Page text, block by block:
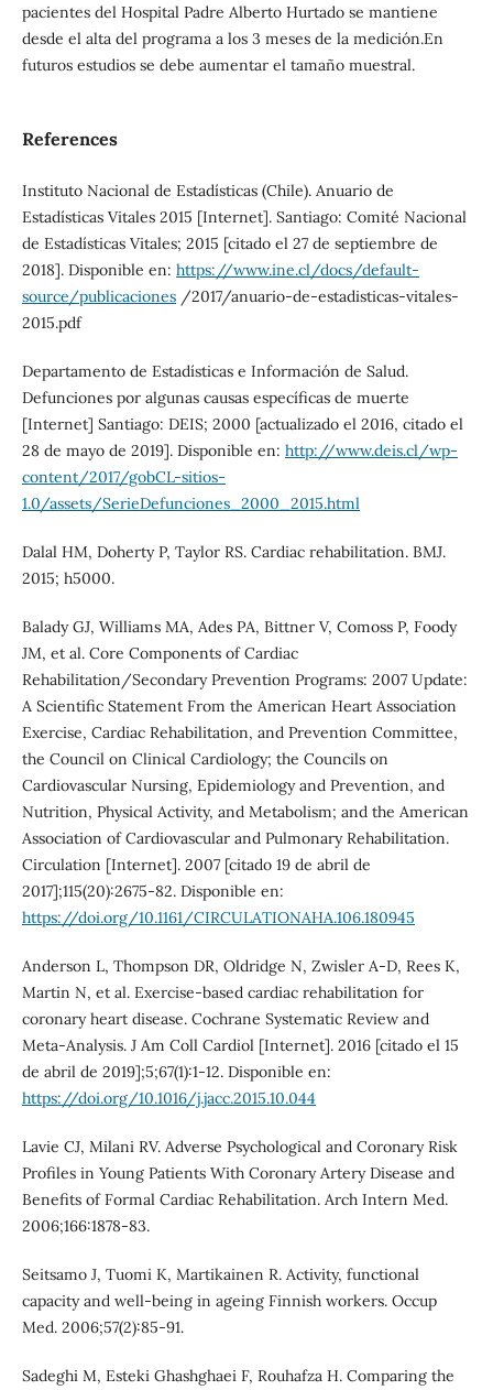
pacientes del Hospital Padre Alberto Hurtado se mantiene
desde el alta del programa a los 3 meses de la medición.En
futuros estudios se debe aumentar el tamaño muestral.
References
Instituto Nacional de Estadísticas (Chile). Anuario de
Estadísticas Vitales 2015 [Internet]. Santiago: Comité Nacional
de Estadísticas Vitales; 2015 [citado el 27 de septiembre de
2018]. Disponible en: https://www.ine.cl/docs/default-
source/publicaciones/2017/anuario-de-estadisticas-vitales-
2015.pdf
Departamento de Estadísticas e Información de Salud.
Defunciones por algunas causas específicas de muerte
[Internet] Santiago: DEIS; 2000 [actualizado el 2016, citado el
28 de mayo de 2019]. Disponible en: http://www.deis.cl/wp-
content/2017/gobCL-sitios-
1.0/assets/SerieDefunciones_2000_2015.html
Dalal HM, Doherty P, Taylor RS. Cardiac rehabilitation. BMJ.
2015; h5000.
Balady GJ, Williams MA, Ades PA, Bittner V, Comoss P, Foody
JM, et al. Core Components of Cardiac
Rehabilitation/Secondary Prevention Programs: 2007 Update:
A Scientific Statement From the American Heart Association
Exercise, Cardiac Rehabilitation, and Prevention Committee,
the Council on Clinical Cardiology; the Councils on
Cardiovascular Nursing, Epidemiology and Prevention, and
Nutrition, Physical Activity, and Metabolism; and the American
Association of Cardiovascular and Pulmonary Rehabilitation.
Circulation [Internet]. 2007 [citado 19 de abril de
2017];115(20):2675-82. Disponible en:
https://doi.org/10.1161/CIRCULATIONAHA.106.180945
Anderson L, Thompson DR, Oldridge N, Zwisler A-D, Rees K,
Martin N, et al. Exercise-based cardiac rehabilitation for
coronary heart disease. Cochrane Systematic Review and
Meta-Analysis. J Am Coll Cardiol [Internet]. 2016 [citado el 15
de abril de 2019];5;67(1):1-12. Disponible en:
https://doi.org/10.1016/j.jacc.2015.10.044
Lavie CJ, Milani RV. Adverse Psychological and Coronary Risk
Profiles in Young Patients With Coronary Artery Disease and
Benefits of Formal Cardiac Rehabilitation. Arch Intern Med.
2006;166:1878-83.
Seitsamo J, Tuomi K, Martikainen R. Activity, functional
capacity and well-being in ageing Finnish workers. Occup
Med. 2006;57(2):85-91.
Sadeghi M, Esteki Ghashghaei F, Rouhafza H. Comparing the